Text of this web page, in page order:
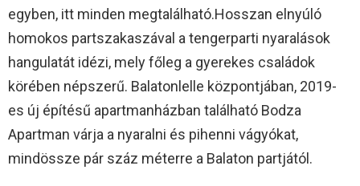
egyben, itt minden megtalálható.Hosszan elnyúló
homokos partszakaszával a tengerparti nyaralások
hangulatát idézi, mely főleg a gyerekes családok
körében népszerű. Balatonlelle központjában, 2019-
es új építésű apartmanházban található Bodza
Apartman várja a nyaralni és pihenni vágyókat,
mindössze pár száz méterre a Balaton partjától.